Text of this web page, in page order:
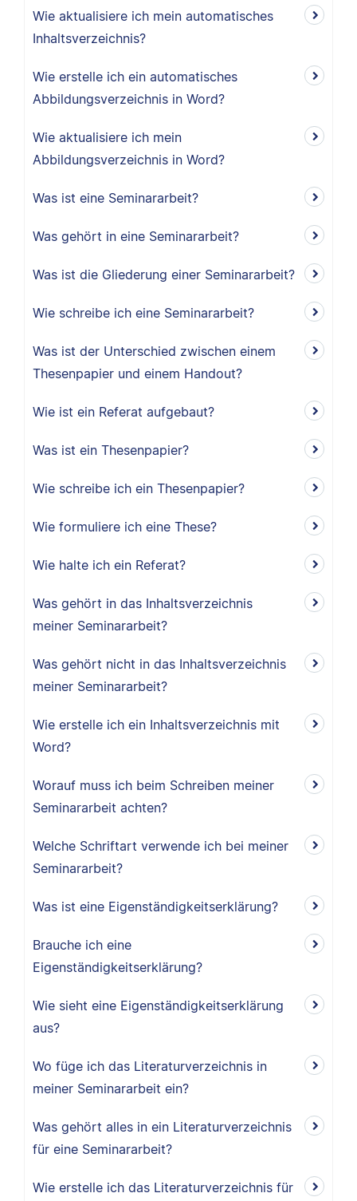
Wie aktualisiere ich mein automatisches
Inhaltsverzeichnis?
Wie erstelle ich ein automatisches
Abbildungsverzeichnis in Word?
Wie aktualisiere ich mein
Abbildungsverzeichnis in Word?
Was ist eine Seminararbeit?
Was gehört in eine Seminararbeit?
Was ist die Gliederung einer Seminararbeit?
Wie schreibe ich eine Seminararbeit?
Was ist der Unterschied zwischen einem
Thesenpapier und einem Handout?
Wie ist ein Referat aufgebaut?
Was ist ein Thesenpapier?
Wie schreibe ich ein Thesenpapier?
Wie formuliere ich eine These?
Wie halte ich ein Referat?
Was gehört in das Inhaltsverzeichnis
meiner Seminararbeit?
Was gehört nicht in das Inhaltsverzeichnis
meiner Seminararbeit?
Wie erstelle ich ein Inhaltsverzeichnis mit
Word?
Worauf muss ich beim Schreiben meiner
Seminararbeit achten?
Welche Schriftart verwende ich bei meiner
Seminararbeit?
Was ist eine Eigenständigkeitserklärung?
Brauche ich eine
Eigenständigkeitserklärung?
Wie sieht eine Eigenständigkeitserklärung
aus?
Wo füge ich das Literaturverzeichnis in
meiner Seminararbeit ein?
Was gehört alles in ein Literaturverzeichnis
für eine Seminararbeit?
Wie erstelle ich das Literaturverzeichnis für